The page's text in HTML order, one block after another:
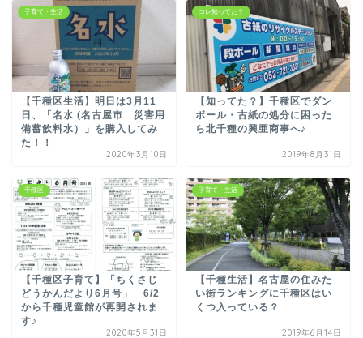
子育て・生活
【千種区生活】明日は3月11
日、「名水 (名古屋市 災害用
備蓄飲料水）」を購入してみ
た！！
2020年3月10日
コレ知ってた？
【知ってた？】千種区でダン
ボール・古紙の処分に困った
ら北千種の興亜商事へ♪
2019年8月31日
千種区
【千種区子育て】「ちくさじ
どうかんだより6月号」 6/2
から千種児童館が再開されま
す♪
2020年5月31日
子育て・生活
【千種生活】名古屋の住みた
い街ランキングに千種区はい
くつ入っている？
2019年6月14日